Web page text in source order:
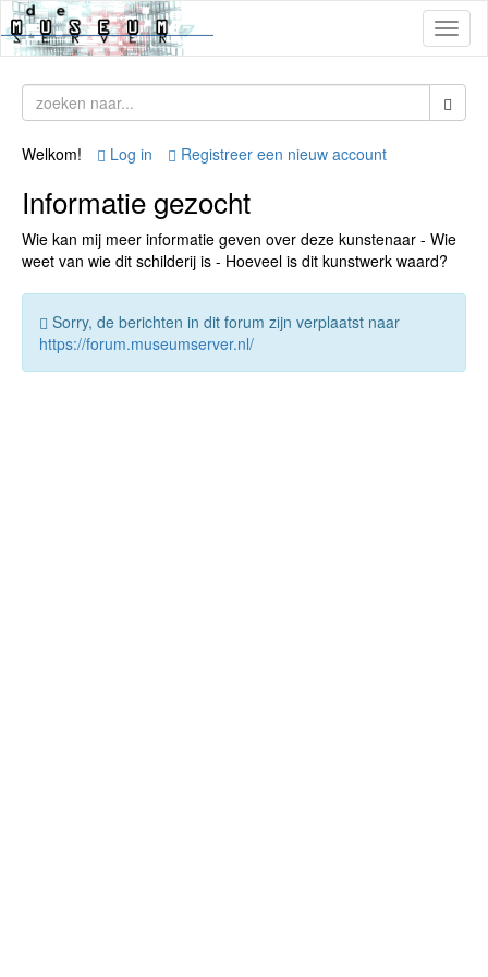
Welkom! Log in Registreer een nieuw account
Informatie gezocht
Wie kan mij meer informatie geven over deze kunstenaar - Wie
weet van wie dit schilderij is - Hoeveel is dit kunstwerk waard?
Sorry, de berichten in dit forum zijn verplaatst naar
https://forum.museumserver.nl/